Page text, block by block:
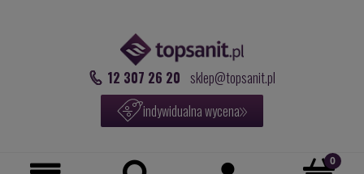
12 307 26 20 sklep@topsanit.pl
indywidualna wycena